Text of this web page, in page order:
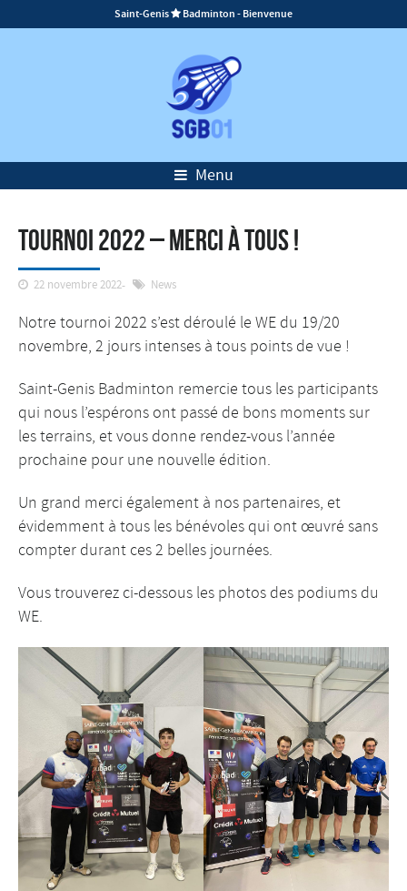
Saint-Genis Badminton - Bienvenue
Menu
Tournoi 2022 – Merci à tous !
22 novembre 2022 News
Notre tournoi 2022 s’est déroulé le WE du 19/20
novembre, 2 jours intenses à tous points de vue !
Saint-Genis Badminton remercie tous les participants
qui nous l’espérons ont passé de bons moments sur
les terrains, et vous donne rendez-vous l’année
prochaine pour une nouvelle édition.
Un grand merci également à nos partenaires, et
évidemment à tous les bénévoles qui ont œuvré sans
compter durant ces 2 belles journées.
Vous trouverez ci-dessous les photos des podiums du
WE.